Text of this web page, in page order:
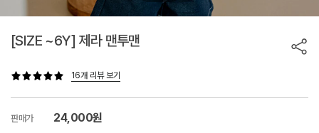
[SIZE ~6Y] 제라 맨투맨
16개 리뷰 보기
판매가 24,000원